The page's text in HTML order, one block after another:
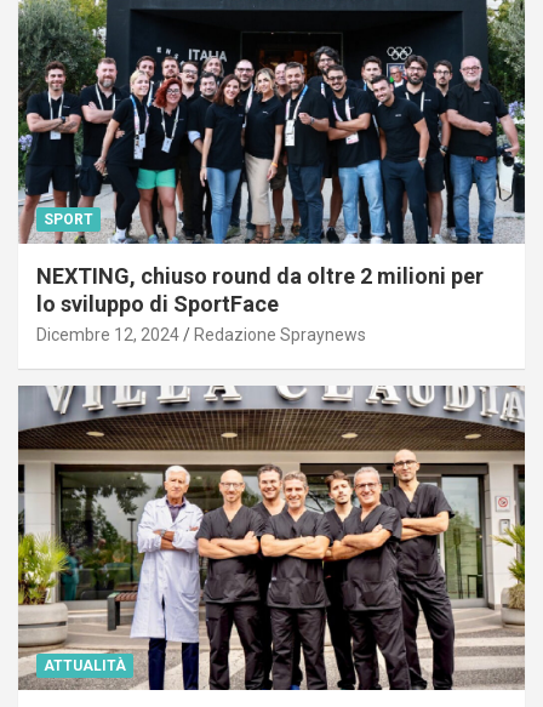
SPORT
NEXTING, chiuso round da oltre 2 milioni per
lo sviluppo di SportFace
Dicembre 12, 2024 Redazione Spraynews
ATTUALITÀ